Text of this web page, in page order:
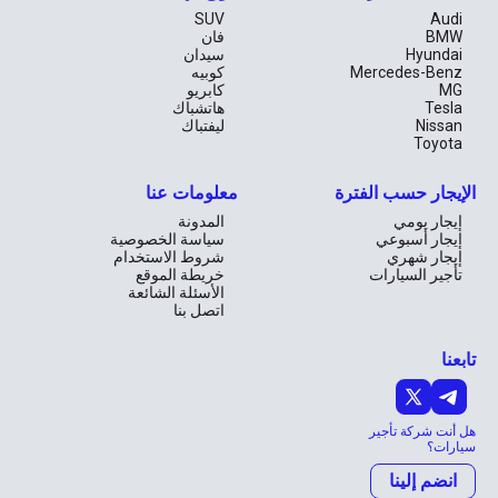
Audi
BMW
Hyundai
Mercedes-Benz
MG
Tesla
Nissan
Toyota
SUV
فان
سيدان
كوبيه
كابريو
هاتشباك
ليفتباك
الإيجار حسب الفترة
إيجار يومي
إيجار أسبوعي
إيجار شهري
تأجير السيارات
معلومات عنا
المدونة
سياسة الخصوصية
شروط الاستخدام
خريطة الموقع
الأسئلة الشائعة
اتصل بنا
تابعنا
هل أنت شركة تأجير
سيارات؟
انضم إلينا